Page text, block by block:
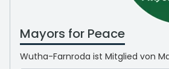
Mayors for Peace
Wutha-Farnroda ist Mitglied von